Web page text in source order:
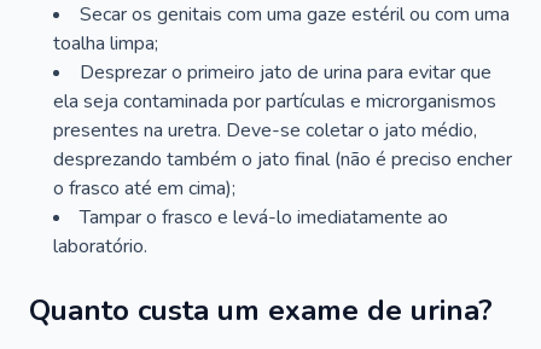
Secar os genitais com uma gaze estéril ou com uma
toalha limpa;
Desprezar o primeiro jato de urina para evitar que
ela seja contaminada por partículas e microrganismos
presentes na uretra. Deve-se coletar o jato médio,
desprezando também o jato final (não é preciso encher
o frasco até em cima);
Tampar o frasco e levá-lo imediatamente ao
laboratório.
Quanto custa um exame de urina?